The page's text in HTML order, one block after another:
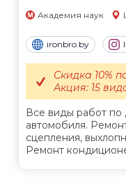
Академия наук
ironbro.by
Все виды работ по
автомобиля.
сцепления,
Ремонт
Скидка 10%
Акция: 15